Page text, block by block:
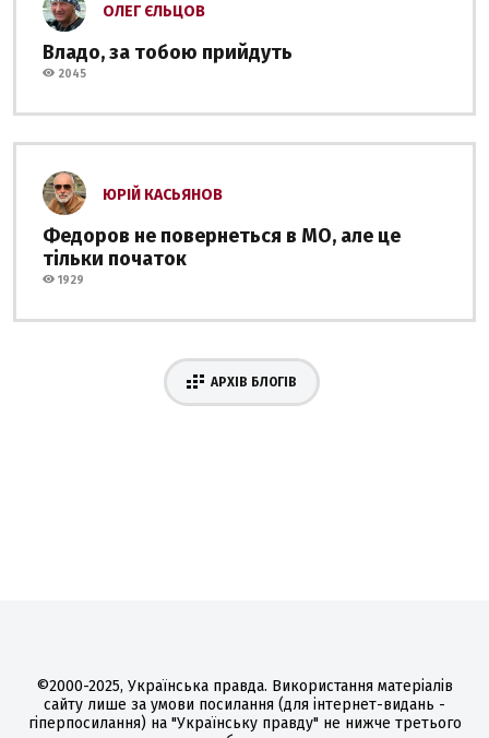
ОЛЕГ ЄЛЬЦОВ
Владо, за тобою прийдуть
2045
ЮРІЙ КАСЬЯНОВ
Федоров не повернеться в МО, але це
тільки початок
1929
АРХІВ БЛОГІВ
©2000-2025, Українська правда. Використання матеріалів
сайту лише за умови посилання (для інтернет-видань -
гіперпосилання) на "Українську правду" не нижче третього